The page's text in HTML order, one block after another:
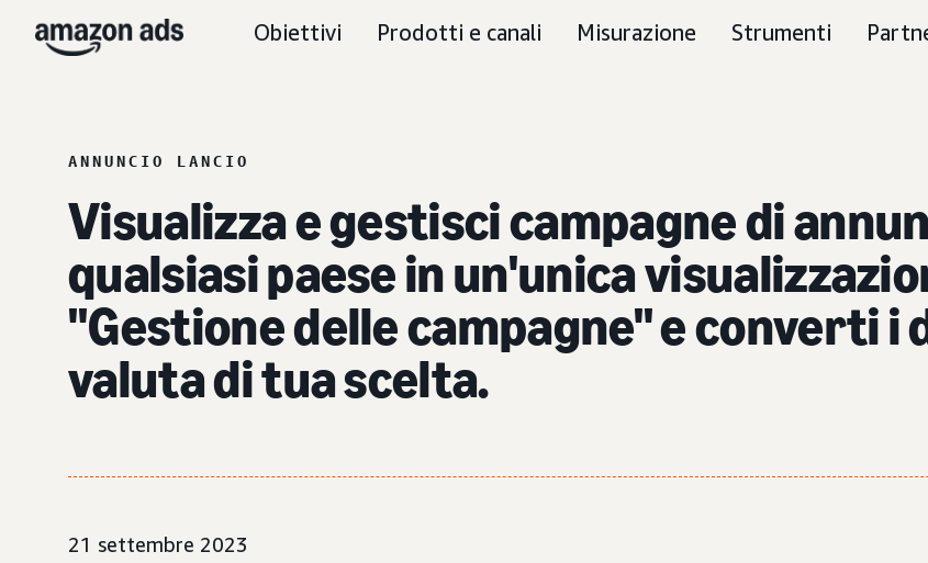
Obiettivi Prodotti e canali Misurazione Strumenti
ANNUNCIO LANCIO
Visualizza e gestisci campagne di
qualsiasi paese in un'unica
"Gestione delle campagne" e converti
valuta di tua scelta.
21 settembre 2023